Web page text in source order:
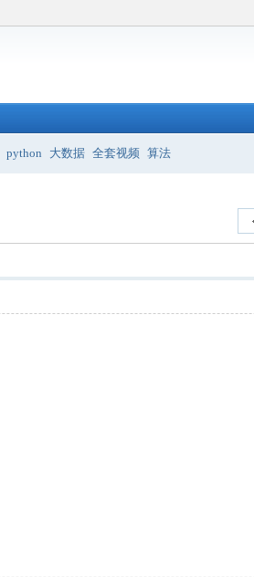
python 大数据 全套视频 算法